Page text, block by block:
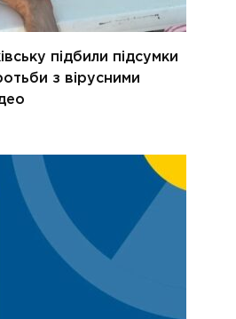
підбили підсумки
з вірусними